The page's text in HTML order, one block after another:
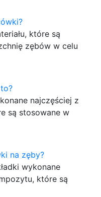
które są
zębów w celu
najczęściej z
są stosowane w
na zęby?
wykonane
które są